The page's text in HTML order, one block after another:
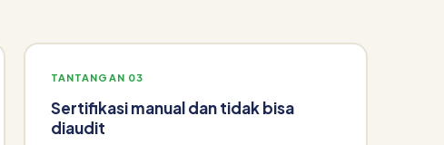
TANTANGAN 03
Sertifikasi manual dan tidak bisa
diaudit